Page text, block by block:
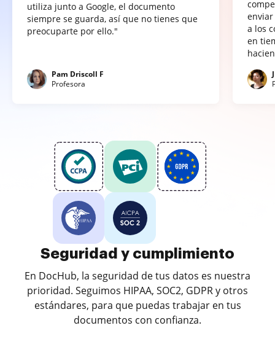
utiliza junto a Google, el documento
siempre se guarda, así que no tienes que
preocuparte por ello."
Pam Driscoll F
Profesora
a los
en
Seguridad y cumplimiento
En DocHub, la seguridad de tus datos es nuestra
prioridad. Seguimos HIPAA, SOC2, GDPR y otros
estándares, para que puedas trabajar en tus
documentos con confianza.